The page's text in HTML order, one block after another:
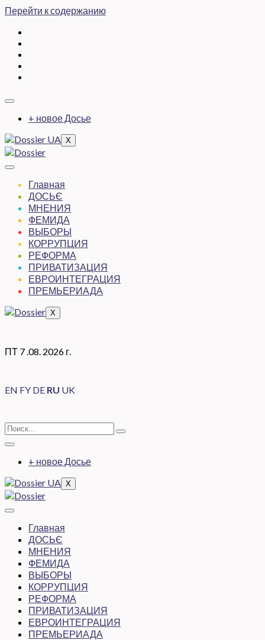
Перейти к содержанию
+ новое Досье
X
Главная
ДОСЬЄ
МНЕНИЯ
ФЕМИДА
ВЫБОРЫ
КОРРУПЦИЯ
РЕФОРМА
ПРИВАТИЗАЦИЯ
ЕВРОИНТЕГРАЦИЯ
ПРЕМЬЕРИАДА
X
ПТ 7 .08. 2026 г.
EN FY DE RU UK
+ новое Досье
X
Главная
ДОСЬЄ
МНЕНИЯ
ФЕМИДА
ВЫБОРЫ
КОРРУПЦИЯ
РЕФОРМА
ПРИВАТИЗАЦИЯ
ЕВРОИНТЕГРАЦИЯ
ПРЕМЬЕРИАДА